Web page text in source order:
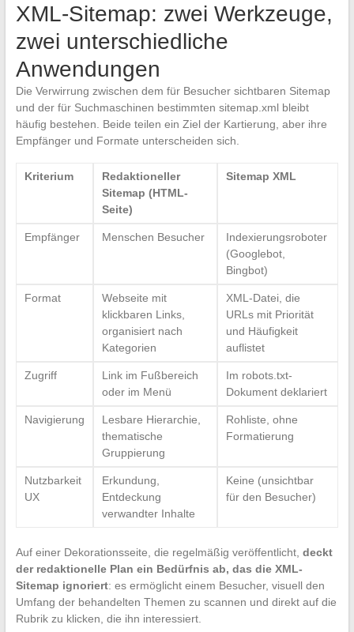
XML-Sitemap: zwei Werkzeuge,
zwei unterschiedliche
Anwendungen
Die Verwirrung zwischen dem für Besucher sichtbaren Sitemap
und der für Suchmaschinen bestimmten sitemap.xml bleibt
häufig bestehen. Beide teilen ein Ziel der Kartierung, aber ihre
Empfänger und Formate unterscheiden sich.
Kriterium
Redaktioneller
Sitemap (HTML-
Seite)
Sitemap XML
Empfänger Menschen Besucher
Indexierungsroboter
(Googlebot,
Bingbot)
Format
Webseite mit
klickbaren Links,
organisiert nach
Kategorien
XML-Datei, die
URLs mit Priorität
und Häufigkeit
auflistet
Zugriff
Link im Fußbereich
oder im Menü
Im robots.txt-
Dokument deklariert
Navigierung
Lesbare Hierarchie,
thematische
Gruppierung
Rohliste, ohne
Formatierung
Nutzbarkeit
UX
Erkundung,
Entdeckung
verwandter Inhalte
Keine (unsichtbar
für den Besucher)
Auf einer Dekorationsseite, die regelmäßig veröffentlicht, deckt
der redaktionelle Plan ein Bedürfnis ab, das die XML-
Sitemap ignoriert: es ermöglicht einem Besucher, visuell den
Umfang der behandelten Themen zu scannen und direkt auf die
Rubrik zu klicken, die ihn interessiert.